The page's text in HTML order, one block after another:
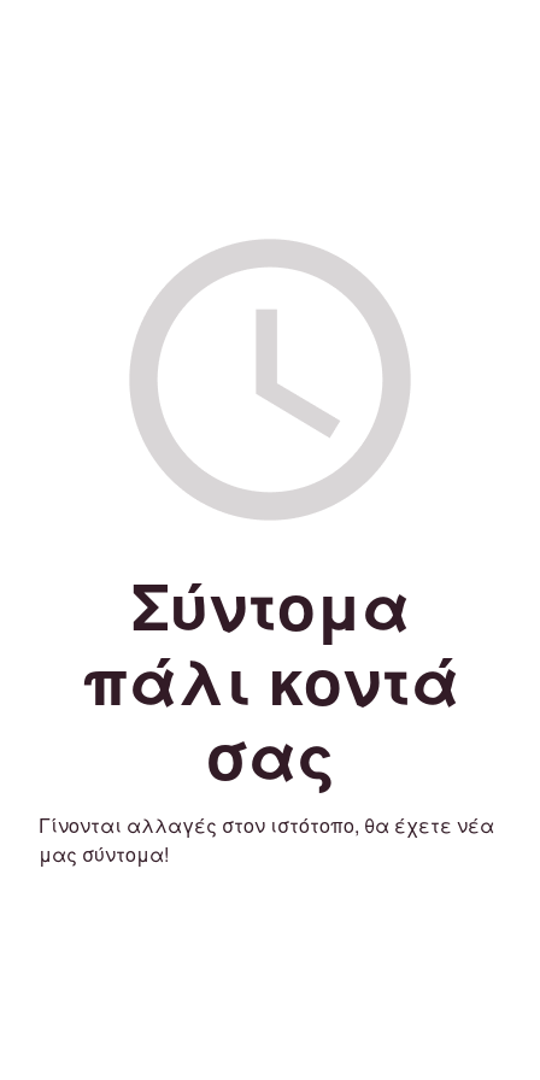
Σύντομα
πάλι κοντά
σας
Γίνονται αλλαγές στον ιστότοπο, θα έχετε νέα
μας σύντομα!